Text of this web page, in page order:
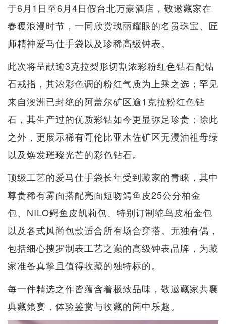
于6月1日至6月4日假台北万豪酒店，敬邀藏家在
春暖浪漫时节，一同欣赏瑰丽耀眼的名贵珠宝、匠
师精神爱马仕手袋以及珍稀高级钟表。
此次将呈献逾3克拉梨形切割浓彩粉红色钻石配钻
石戒指，其浓彩色调的粉红气质为上乘之选；罕见
来自澳洲已封绝的阿盖尔矿区逾1克拉粉红色钻
石，其生产过的优质彩钻如今更显弥足珍贵；除此
之外，更展示稀有哥伦比亚木佐矿区无浸油祖母绿
以及焕发璀璨光芒的彩色钻石。
顶级工艺的爱马仕手袋长年受到藏家的青睐，其中
尊贵稀有雾面搭配亮面短吻鳄鱼皮25公分柏金
包、NILO鳄鱼皮凯莉包、特别订制鸵鸟皮柏金包
以及各式风尚包款适合所有场合穿搭。无独有偶，
包括细心搜罗制表工艺之巅的高级钟表品牌，为藏
家准备真挚且值得收藏的独特标的。
每一件精选之作皆蕴含着极致品味，敬邀藏家共襄
典藏飨宴，体验鉴赏与收藏的箇中乐趣。